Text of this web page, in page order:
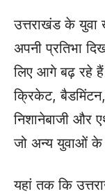
उत्तराखंड के युवा
अपनी प्रतिभा
लिए आगे बढ़ रहे
क्रिकेट,
निशानेबाजी और
जो अन्य युवाओं के
यहां तक कि